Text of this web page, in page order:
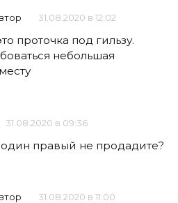
31.08.2020 в 12:02
проточка под гильзу.
небольшая
31.08.2020 в 09:36
один правый не продадите?
31.08.2020 в 11:00